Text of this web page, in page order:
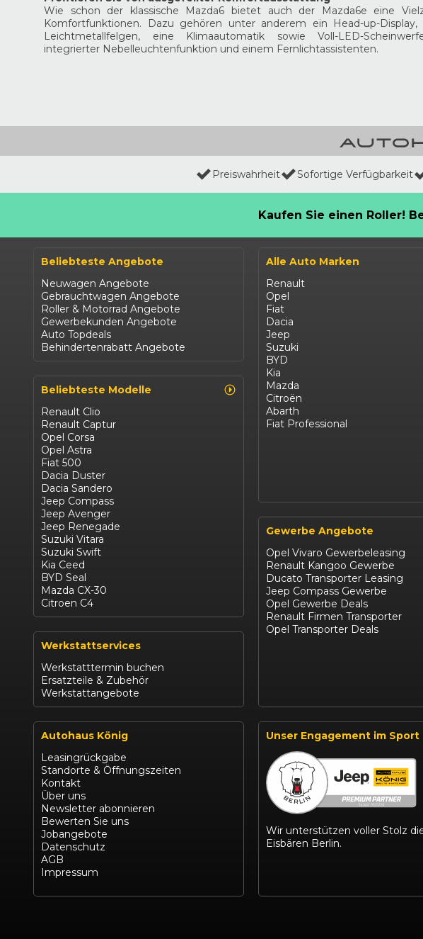
Wie schon der klassische Mazda6 bietet auch der Mazda6e eine
Komfortfunktionen. Dazu gehören unter anderem ein Head-up-Display,
Leichtmetallfelgen, eine Klimaautomatik sowie Voll-LED-
integrierter Nebelleuchtenfunktion und einem Fernlichtassistenten.
Preiswahrheit Sofortige Verfügbarkeit
Kaufen Sie einen Roller!
Beliebteste Angebote
Neuwagen Angebote
Gebrauchtwagen Angebote
Roller & Motorrad Angebote
Gewerbekunden Angebote
Auto Topdeals
Behindertenrabatt Angebote
Beliebteste Modelle
Renault Clio
Renault Captur
Opel Corsa
Opel Astra
Fiat 500
Dacia Duster
Dacia Sandero
Jeep Compass
Jeep Avenger
Jeep Renegade
Suzuki Vitara
Suzuki Swift
Kia Ceed
BYD Seal
Mazda CX-30
Citroen C4
Werkstattservices
Werkstatttermin buchen
Ersatzteile & Zubehör
Werkstattangebote
Alle Auto Marken
Renault
Opel
Fiat
Dacia
Jeep
Suzuki
BYD
Kia
Mazda
Citroën
Abarth
Fiat Professional
Gewerbe Angebote
Opel Vivaro Gewerbeleasing
Renault Kangoo Gewerbe
Ducato Transporter Leasing
Jeep Compass Gewerbe
Opel Gewerbe Deals
Renault Firmen Transporter
Opel Transporter Deals
Autohaus König
Leasingrückgabe
Standorte & Öffnungszeiten
Kontakt
Über uns
Newsletter abonnieren
Bewerten Sie uns
Jobangebote
Datenschutz
AGB
Impressum
Unser Engagement im Sport
Wir unterstützen voller Stolz
Eisbären Berlin.